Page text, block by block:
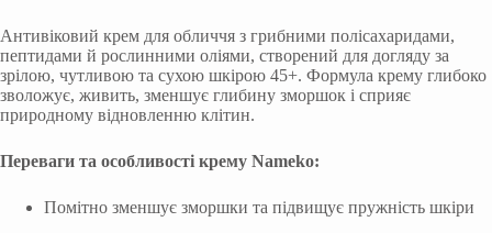
Антивіковий крем для обличчя з грибними полісахаридами,
пептидами й рослинними оліями, створений для догляду за
зрілою, чутливою та сухою шкірою 45+. Формула крему глибоко
зволожує, живить, зменшує глибину зморшок і сприяє
природному відновленню клітин.
Переваги та особливості крему Nameko:
Помітно зменшує зморшки та підвищує пружність шкіри